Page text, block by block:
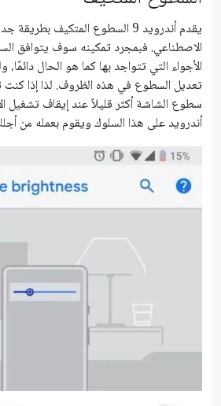
يقدم أندرويد 9 السطوع المتكيف
الاصطناعي. فبمجرد تمكينه سوف يتوافق
الأجواء التي تتواجد بها كما هو الحال
تعديل السطوع في هذه الظروف. لذا إذا
سطوع الشاشة أكثر قليلاً عند إيقاف تشغيل
أندرويد على هذا السلوك ويقوم بعمله من